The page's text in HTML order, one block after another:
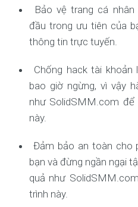
Bảo vệ trang cá
đầu trong ưu tiên của
thông tin trực tuyến.
Chống hack tài
bao giờ ngừng, vì vậy
như SolidSMM.com
này.
Đảm bảo an toàn cho
bạn và đừng ngần ngại
quả như
trình này.